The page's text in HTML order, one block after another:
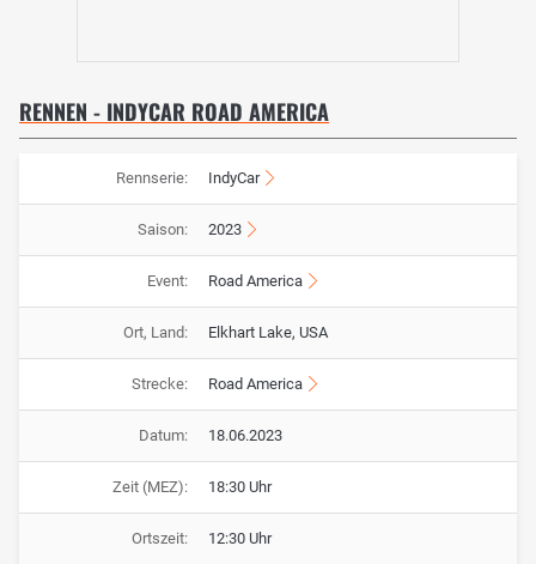
RENNEN - INDYCAR ROAD AMERICA
Rennserie: IndyCar
Saison: 2023
Event: Road America
Ort, Land: Elkhart Lake, USA
Strecke: Road America
Datum: 18.06.2023
Zeit (MEZ): 18:30 Uhr
Ortszeit: 12:30 Uhr